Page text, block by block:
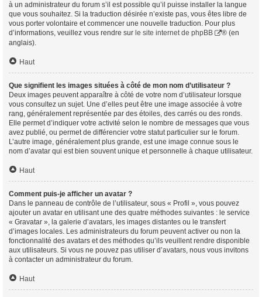
à un administrateur du forum s’il est possible qu’il puisse installer la langue
que vous souhaitez. Si la traduction désirée n’existe pas, vous êtes libre de
vous porter volontaire et commencer une nouvelle traduction. Pour plus
d’informations, veuillez vous rendre sur le site internet de phpBB
® (en
anglais).
Haut
Que signifient les images situées à côté de mon nom d’utilisateur ?
Deux images peuvent apparaître à côté de votre nom d’utilisateur lorsque
vous consultez un sujet. Une d’elles peut être une image associée à votre
rang, généralement représentée par des étoiles, des carrés ou des ronds.
Elle permet d’indiquer votre activité selon le nombre de messages que vous
avez publié, ou permet de différencier votre statut particulier sur le forum.
L’autre image, généralement plus grande, est une image connue sous le
nom d’avatar qui est bien souvent unique et personnelle à chaque utilisateur.
Haut
Comment puis-je afficher un avatar ?
Dans le panneau de contrôle de l’utilisateur, sous « Profil », vous pouvez
ajouter un avatar en utilisant une des quatre méthodes suivantes : le service
« Gravatar », la galerie d’avatars, les images distantes ou le transfert
d’images locales. Les administrateurs du forum peuvent activer ou non la
fonctionnalité des avatars et des méthodes qu’ils veuillent rendre disponible
aux utilisateurs. Si vous ne pouvez pas utiliser d’avatars, nous vous invitons
à contacter un administrateur du forum.
Haut